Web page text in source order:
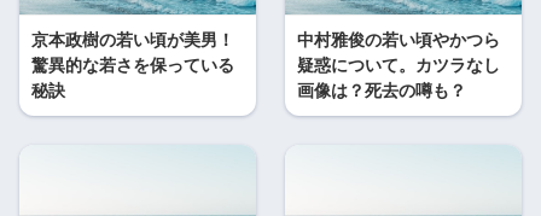
京本政樹の若い頃が美男！
驚異的な若さを保っている
秘訣
中村雅俊の若い頃やかつら
疑惑について。カツラなし
画像は？死去の噂も？